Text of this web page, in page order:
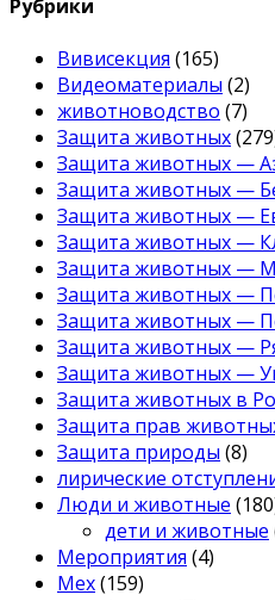
Рубрики
Вивисекция (165)
Видеоматериалы (2)
животноводство (7)
Защита животных
Защита животных —
Защита животных —
Защита животных —
Защита животных —
Защита животных —
Защита животных —
Защита животных —
Защита животных —
Защита животных —
Защита животных в
Защита прав
Защита природы (8)
лирические
Люди и животные
дети и животные
Мероприятия (4)
Мех(159)